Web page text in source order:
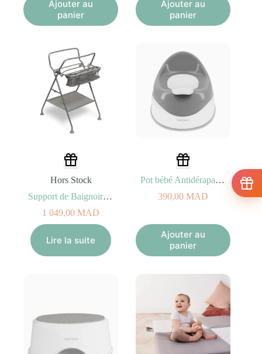
Ajouter au
panier
Ajouter au
panier
Hors Stock
Support de Baignoire Twistshake 0M+
1 049,00 MAD
Lire la suite
Pot bébé Antidérapant Twistshake 18M+
390,00 MAD
Ajouter au
panier